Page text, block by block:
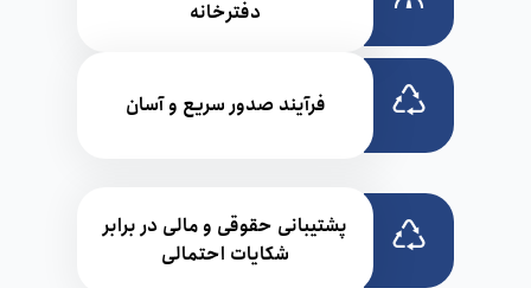
دفترخانه
فرآیند صدور سریع و آسان
پشتیبانی حقوقی و مالی در برابر
شکایات احتمالی